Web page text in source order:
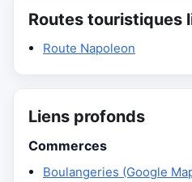
Routes touristiques
Route Napoleon
Liens profonds
Commerces
Boulangeries (Google